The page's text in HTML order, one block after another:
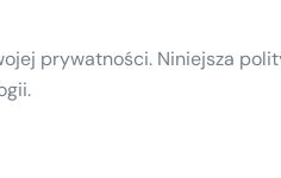
prywatności. Niniejsza